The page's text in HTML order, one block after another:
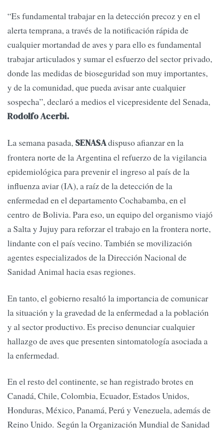
“Es fundamental trabajar en la detección precoz y en el
alerta temprana, a través de la notificación rápida de
cualquier mortandad de aves y para ello es fundamental
trabajar articulados y sumar el esfuerzo del sector privado,
donde las medidas de bioseguridad son muy importantes,
y de la comunidad, que pueda avisar ante cualquier
sospecha”, declaró a medios el vicepresidente del Senada,
Rodolfo Acerbi.
La semana pasada, SENASAdispuso afianzar en la
frontera norte de la Argentina el refuerzo de la vigilancia
epidemiológica para prevenir el ingreso al país de la
influenza aviar (IA), a raíz de la detección de la
enfermedad en el departamento Cochabamba, en el
centro de Bolivia. Para eso, un equipo del organismo viajó
a Salta y Jujuy para reforzar el trabajo en la frontera norte,
lindante con el país vecino. También se movilización
agentes especializados de la Dirección Nacional de
Sanidad Animal hacia esas regiones.
En tanto, el gobierno resaltó la importancia de comunicar
la situación y la gravedad de la enfermedad a la población
y al sector productivo. Es preciso denunciar cualquier
hallazgo de aves que presenten sintomatología asociada a
la enfermedad.
En el resto del continente, se han registrado brotes en
Canadá, Chile, Colombia, Ecuador, Estados Unidos,
Honduras, México, Panamá, Perú y Venezuela, además de
Reino Unido. Según la Organización Mundial de Sanidad